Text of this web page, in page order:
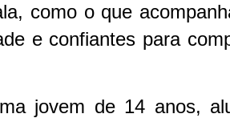
como o que
e confiantes para
jovem de 14 anos,